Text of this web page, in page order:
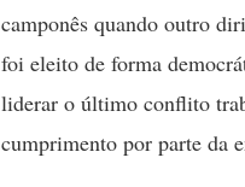
camponês quando outro
foi eleito de forma
liderar o último conflito
cumprimento por parte da